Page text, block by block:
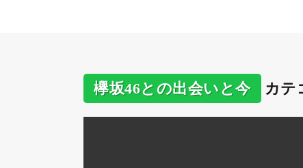
欅坂46との出会いと今 カテ